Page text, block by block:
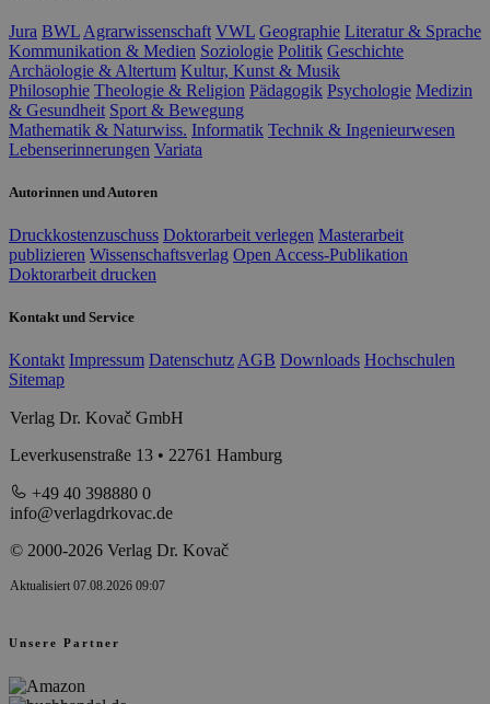
Jura BWL Agrarwissenschaft VWL Geographie Literatur & Sprache
Kommunikation & Medien Soziologie Politik Geschichte
Archäologie & Altertum Kultur, Kunst & Musik
Philosophie Theologie & Religion Pädagogik Psychologie Medizin
& Gesundheit Sport & Bewegung
Mathematik & Naturwiss. Informatik Technik & Ingenieurwesen
Lebenserinnerungen Variata
Autorinnen und Autoren
Druckkostenzuschuss Doktorarbeit verlegen Masterarbeit
publizieren Wissenschaftsverlag Open Access-Publikation
Doktorarbeit drucken
Kontakt und Service
Kontakt Impressum Datenschutz AGB Downloads Hochschulen
Sitemap
Verlag Dr. Kovač GmbH
Leverkusenstraße 13 • 22761 Hamburg
+49 40 398880 0
info@verlagdrkovac.de
© 2000-2026 Verlag Dr. Kovač
Aktualisiert 07.08.2026 09:07
Unsere Partner